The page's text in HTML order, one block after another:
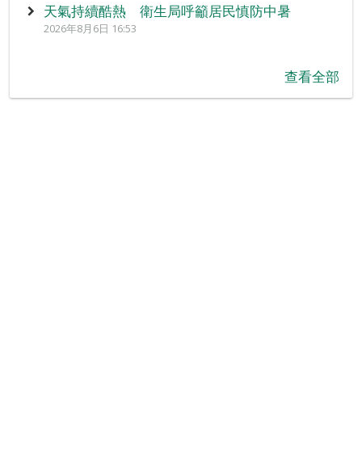
天氣持續酷熱 衛生局呼籲居民慎防中暑
2026年8月6日 16:53
查看全部